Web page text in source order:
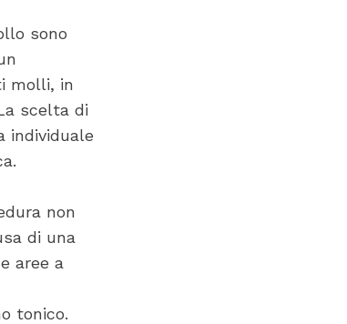
sono
molli, in
scelta di
individuale
non
di una
aree a
tonico.